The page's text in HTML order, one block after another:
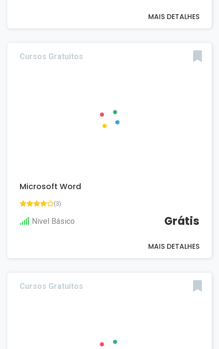
MAIS DETALHES
Cursos Gratuitos
Microsoft Word
(3)
Nivel Básico Grátis
MAIS DETALHES
Cursos Gratuitos